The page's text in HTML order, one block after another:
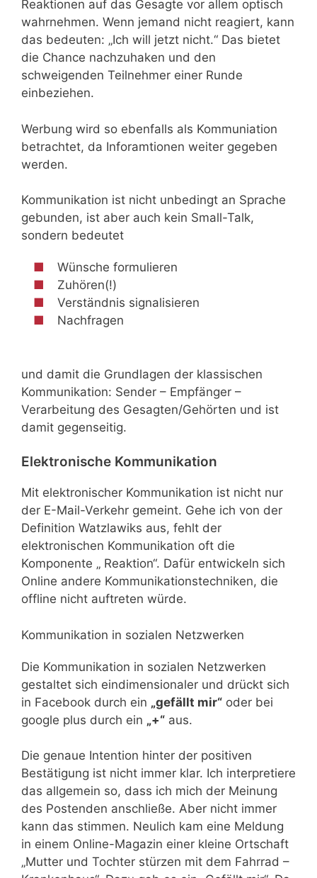
Reaktionen auf das Gesagte vor allem optisch
wahrnehmen. Wenn jemand nicht reagiert, kann
das bedeuten: „Ich will jetzt nicht.“ Das bietet
die Chance nachzuhaken und den
schweigenden Teilnehmer einer Runde
einbeziehen.
Werbung wird so ebenfalls als Kommuniation
betrachtet, da Inforamtionen weiter gegeben
werden.
Kommunikation ist nicht unbedingt an Sprache
gebunden, ist aber auch kein Small-Talk,
sondern bedeutet
Wünsche formulieren
Zuhören(!)
Verständnis signalisieren
Nachfragen
und damit die Grundlagen der klassischen
Kommunikation: Sender – Empfänger –
Verarbeitung des Gesagten/Gehörten und ist
damit gegenseitig.
Elektronische Kommunikation
Mit elektronischer Kommunikation ist nicht nur
der E-Mail-Verkehr gemeint. Gehe ich von der
Definition Watzlawiks aus, fehlt der
elektronischen Kommunikation oft die
Komponente „ Reaktion“. Dafür entwickeln sich
Online andere Kommunikationstechniken, die
offline nicht auftreten würde.
Kommunikation in sozialen Netzwerken
Die Kommunikation in sozialen Netzwerken
gestaltet sich eindimensionaler und drückt sich
in Facebook durch ein „gefällt mir“ oder bei
google plus durch ein „+“ aus.
Die genaue Intention hinter der positiven
Bestätigung ist nicht immer klar. Ich interpretiere
das allgemein so, dass ich mich der Meinung
des Postenden anschließe. Aber nicht immer
kann das stimmen. Neulich kam eine Meldung
in einem Online-Magazin einer kleine Ortschaft
„Mutter und Tochter stürzen mit dem Fahrrad –